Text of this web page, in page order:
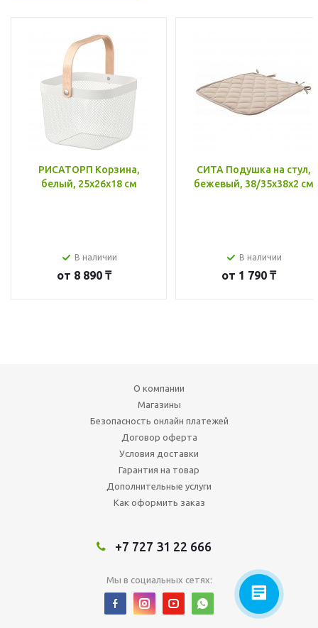
РИСАТОРП Корзина,
белый, 25x26x18 см
В наличии
от 8 890 ₸
СИТА Подушка на стул,
бежевый, 38/35x38x2 см
В наличии
от 1 790 ₸
О компании
Магазины
Безопасность онлайн платежей
Договор оферта
Условия доставки
Гарантия на товар
Дополнительные услуги
Как оформить заказ
+7 727 31 22 666
Мы в социальных сетях: